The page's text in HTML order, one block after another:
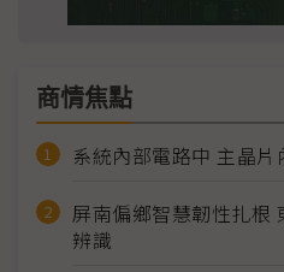
商情焦點
系統內部電路中 主晶
屏南偏鄉智慧韌性扎根
辨識